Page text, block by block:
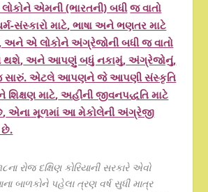
એમની (ભારતની) બધી જ વાતો
સંસ્કારો માટે, ભાષા અને ભણતર માટે
અને એ લોકોને અંગ્રેજોની બધી જ વાતો
થશે, અને આપણું બધું નકામું, અંગ્રેજોનું,
સારું. એટલે આપણને જે આપણી સંસ્કૃતિ
શિક્ષણ માટે, અહીંની જીવનપદ્ધતિ માટે
, એના મૂળમાં આ મેકોલેની અંગ્રેજી
છે.
રોજ દક્ષિણ કોરિયાની સરકારે એવો
બાળકોને પહેલા ત્રણ વર્ષ સુધી માત્ર